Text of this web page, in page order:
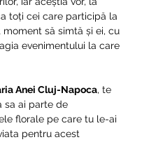
toți cei care participă la
să simtă și ei, cu
evenimentului la care
Anei Cluj-Napoca, te
sa ai parte de
florale pe care tu le-ai
pentru acest